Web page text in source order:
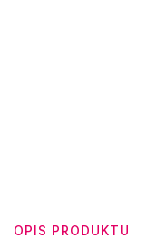
OPIS PRODUKTU